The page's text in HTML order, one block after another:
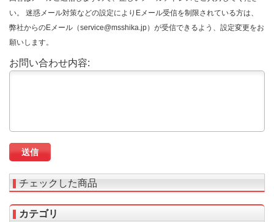
い。 迷惑メール対策などの設定によりEメール受信を制限されている方は、
弊社からのEメール（service@msshika.jp）が受信できるよう、設定変更をお
願いします。
お問い合わせ内容:
チェックした商品
カテゴリ